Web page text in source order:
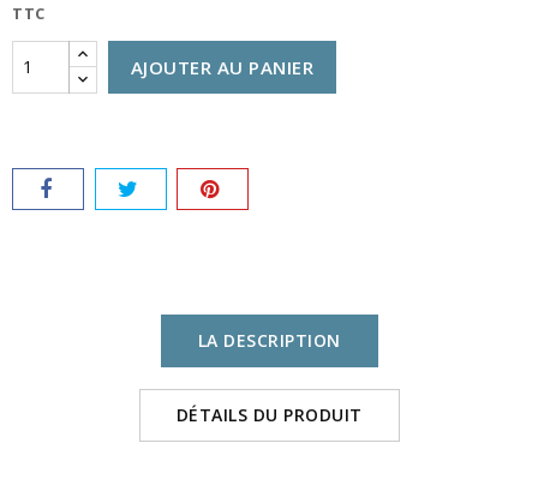
TTC
AJOUTER AU PANIER
LA DESCRIPTION
DÉTAILS DU PRODUIT